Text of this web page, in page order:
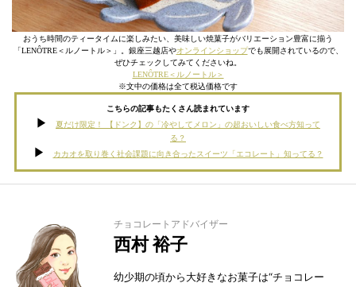
おうち時間のティータイムに楽しみたい、美味しい焼菓子がバリエーション豊富に揃う
「LENÔTRE＜ルノートル＞」。銀座三越店やオンラインショップでも展開されているので、
ぜひチェックしてみてくださいね。
LENÔTRE＜ルノートル＞
※文中の価格は全て税込価格です
こちらの記事もたくさん読まれています
夏だけ限定！ 【ドンク】の「冷やしてメロン」の超おいしい食べ方知って
る？
カカオを取り巻く社会課題に向き合ったスイーツ「エコレート」知ってる？
チョコレートアドバイザー
西村 裕子
幼少期の頃から大好きなお菓子は“チョコレー